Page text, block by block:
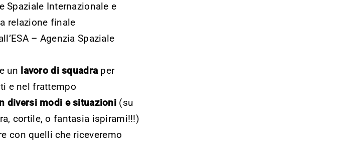
Spaziale Internazionale e
relazione finale
– Agenzia Spaziale
un lavoro di squadraper
e nel frattempo
diversi modi e situazioni(su
cortile, o fantasia ispirami!!!)
con quelli che riceveremo